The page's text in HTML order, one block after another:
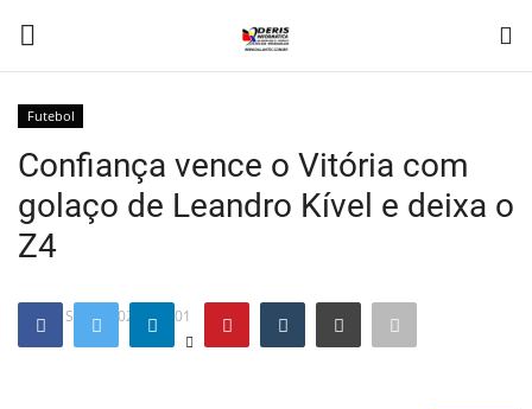
Página inicial
Politica
Futebol
Confiança vence o Vitória com
golaço de Leandro Kível e deixa o
Z4
Sep 2, 2020 - 00:01